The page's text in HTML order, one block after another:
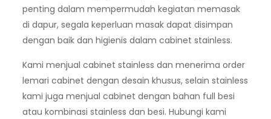
penting dalam mempermudah kegiatan memasak
di dapur, segala keperluan masak dapat disimpan
dengan baik dan higienis dalam cabinet stainless.
Kami menjual cabinet stainless dan menerima order
lemari cabinet dengan desain khusus, selain stainless
kami juga menjual cabinet dengan bahan full besi
atau kombinasi stainless dan besi. Hubungi kami